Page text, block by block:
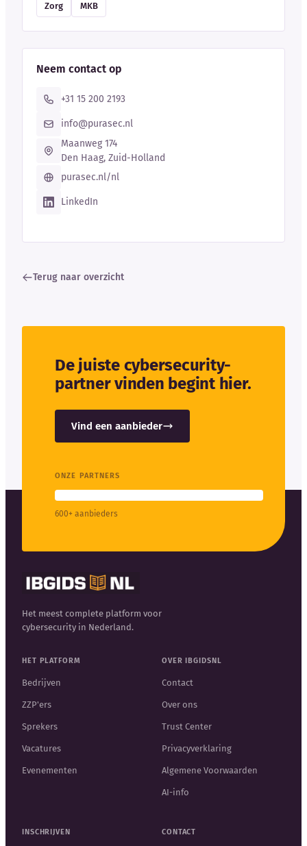
Zorg MKB
Neem contact op
+31 15 200 2193
info@purasec.nl
Maanweg 174
Den Haag, Zuid-Holland
purasec.nl/nl
LinkedIn
Terug naar overzicht
De juiste cybersecurity-
partner vinden begint hier.
Vind een aanbieder
ONZE PARTNERS
600+ aanbieders
Het meest complete platform voor
cybersecurity in Nederland.
HET PLATFORM
Bedrijven
ZZP'ers
Sprekers
Vacatures
Evenementen
OVER IBGIDSNL
Contact
Over ons
Trust Center
Privacyverklaring
Algemene Voorwaarden
AI-info
INSCHRIJVEN CONTACT